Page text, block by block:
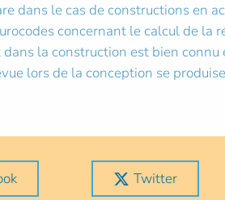
dans le cas de constructions en
concernant le calcul de la
la construction est bien
lors de la conception se
Twitter